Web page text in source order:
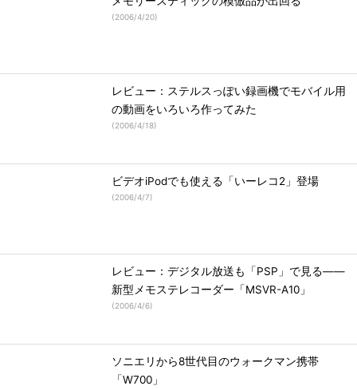
(2006/4/20)
レビュー：ステルスっぽい録画機でモバイル用
の動画をいろいろ作ってみた
(2006/4/18)
ビデオiPodでも使える「いーレコ2」登場
(2006/4/7)
レビュー：デジタル放送も「PSP」で見る――
新型メモステレコーダー「MSVR-A10」
(2006/4/6)
ソニエリから8世代目のウォークマン携帯
「W700」